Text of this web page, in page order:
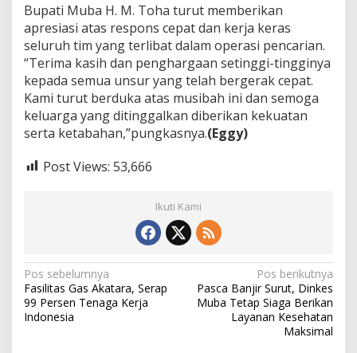
Bupati Muba H. M. Toha turut memberikan
apresiasi atas respons cepat dan kerja keras
seluruh tim yang terlibat dalam operasi pencarian.
“Terima kasih dan penghargaan setinggi-tingginya
kepada semua unsur yang telah bergerak cepat.
Kami turut berduka atas musibah ini dan semoga
keluarga yang ditinggalkan diberikan kekuatan
serta ketabahan,”pungkasnya.(Eggy)
Post Views: 53,666
Ikuti Kami
N
a
v
Pos sebelumnya
Fasilitas Gas Akatara, Serap
99 Persen Tenaga Kerja
Indonesia
Pos berikutnya
Pasca Banjir Surut, Dinkes
Muba Tetap Siaga Berikan
Layanan Kesehatan
Maksimal